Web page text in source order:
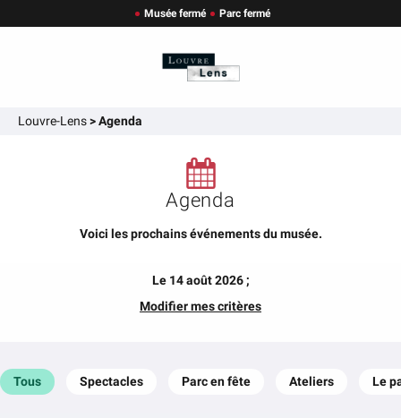
Musée fermé Parc fermé
Louvre-Lens>Agenda
Agenda
Voici les prochains événements du musée.
Le 14 août 2026 ;
Modifier mes critères
Tous Spectacles Parc en fête Ateliers Le